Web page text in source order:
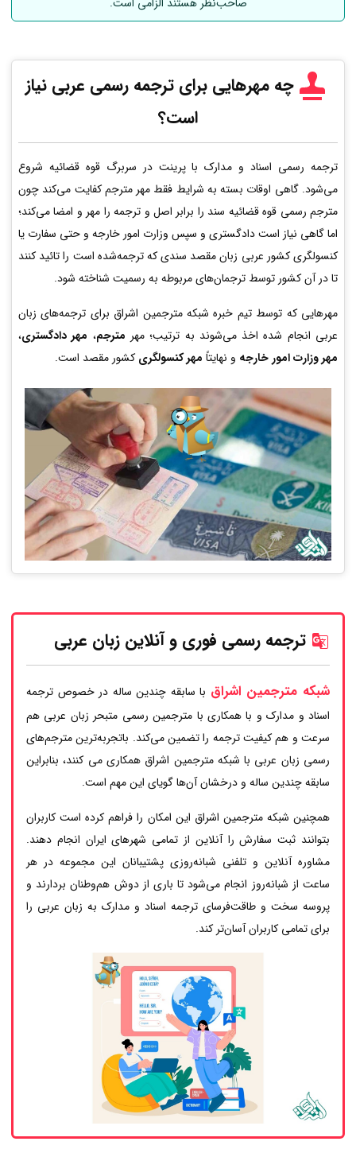
چه مهرهایی برای ترجمه رسمی عربی نیاز
است؟
ترجمه رسمی اسناد و مدارک با پرینت در سربرگ قوه قضائیه شروع
می‌شود. گاهی اوقات بسته به شرایط فقط مهر مترجم کفایت می‌کند چون
مترجم رسمی قوه قضائیه سند را برابر اصل و ترجمه را مهر و امضا می‌کند؛
اما گاهی نیاز است دادگستری و سپس وزارت امور خارجه و حتی سفارت یا
کنسولگری کشور عربی زبان مقصد سندی که ترجمه‌شده است را تائید کنند
تا در آن کشور توسط ترجمان‌های مربوطه به رسمیت شناخته شود.
مهرهایی که توسط تیم خبره شبکه مترجمین اشراق برای ترجمه‌های زبان
عربی انجام شده اخذ می‌شوند به ترتیب؛ مهر مترجم، مهر دادگستری،
مهر وزارت امور خارجه و نهایتاً مهر کنسولگری کشور مقصد است.
ترجمه رسمی فوری و آنلاین زبان عربی
شبکه مترجمین اشراق با سابقه چندین ساله در خصوص ترجمه
اسناد و مدارک و با همکاری با مترجمین رسمی متبحر زبان عربی هم
سرعت و هم کیفیت ترجمه را تضمین می‌کند. باتجربه‌ترین مترجم‌های
رسمی زبان عربی با شبکه مترجمین اشراق همکاری می کنند، بنابراین
سابقه چندین ساله و درخشان آن‌ها گویای این مهم است.
همچنین شبکه مترجمین اشراق این امکان را فراهم کرده است کاربران
بتوانند ثبت سفارش را آنلاین از تمامی شهرهای ایران انجام دهند.
مشاوره آنلاین و تلفنی شبانه‌روزی پشتیبانان این مجموعه در هر
ساعت از شبانه‌روز انجام می‌شود تا باری از دوش هم‌وطنان بردارند و
پروسه سخت و طاقت‌فرسای ترجمه اسناد و مدارک به زبان عربی را
برای تمامی کاربران آسان‌تر کند.